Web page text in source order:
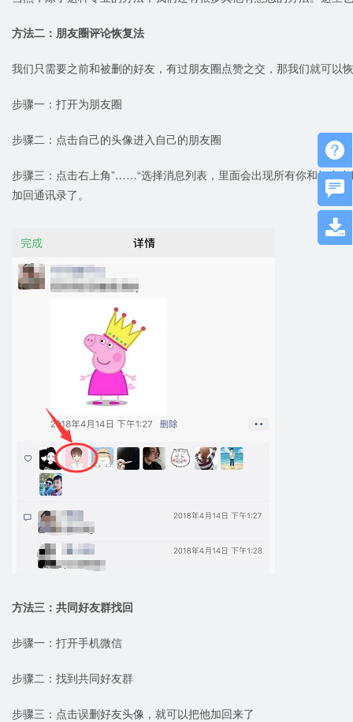
方法二：朋友圈评论恢复法
我们只需要之前和被删的好友，有过朋友圈点赞之交，那我们就可以
步骤一：打开为朋友圈
步骤二：点击自己的头像进入自己的朋友圈
步骤三：点击右上角”……“选择消息列表，里面会出现所有你和好友
加回通讯录了。
方法三：共同好友群找回
步骤一：打开手机微信
步骤二：找到共同好友群
步骤三：点击误删好友头像，就可以把他加回来了


